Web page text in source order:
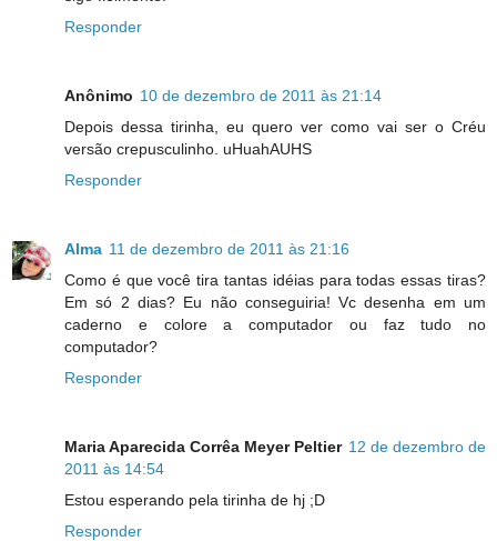
Responder
Anônimo 10 de dezembro de 2011 às 21:14
Depois dessa tirinha, eu quero ver como vai ser o Créu
versão crepusculinho. uHuahAUHS
Responder
Alma 11 de dezembro de 2011 às 21:16
Como é que você tira tantas idéias para todas essas tiras?
Em só 2 dias? Eu não conseguiria! Vc desenha em um
caderno e colore a computador ou faz tudo no
computador?
Responder
Maria Aparecida Corrêa Meyer Peltier 12 de dezembro de
2011 às 14:54
Estou esperando pela tirinha de hj ;D
Responder